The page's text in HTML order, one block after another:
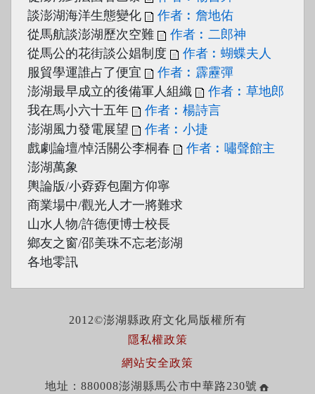
談澎湖海洋生態變化
作者︰詹地佑
從馬航談澎湖歷次空難
作者︰二郎神
從馬公的花街談公娼制度
作者︰蝴蝶夫人
服貿學運誰占了便宜
作者︰霹靂彈
澎湖最早成立的後備軍人組織
作者︰草地郎
我在馬小六十五年
作者︰楊詩言
澎湖風力發電展望
作者︰小捷
戲劇論壇/悼活關公李桐春
作者︰嘯聲館主
澎湖萬象
輿論版/小孬孬包圍方仰寧
商業場中/觀光人才一將難求
山水人物/許德便博士校長
鄉友之窗/邵美珠不忘老澎湖
各地零訊
2012©澎湖縣政府文化局版權所有
隱私權政策
網站安全政策
地址：880008澎湖縣馬公市中華路230號